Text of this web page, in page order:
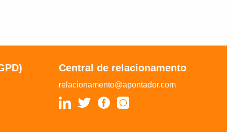
Central de relacionamento
relacionamento@apontador.com